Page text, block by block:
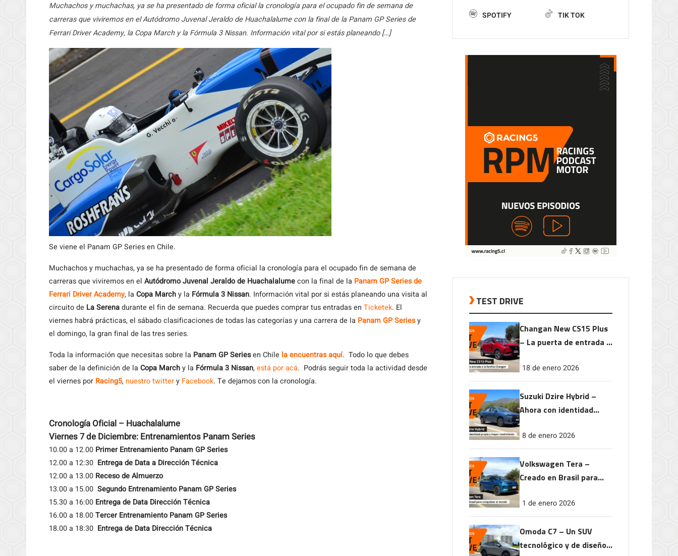
Muchachos y muchachas, ya se ha presentado de forma oficial la cronología para el ocupado fin de semana de
carreras que viviremos en el Autódromo Juvenal Jeraldo de Huachalalume con la final de la Panam GP Series de
Ferrari Driver Academy, la Copa March y la Fórmula 3 Nissan. Información vital por si estás planeando […]
Se viene el Panam GP Series en Chile.
Muchachos y muchachas, ya se ha presentado de forma oficial la cronología para el ocupado fin de semana de
carreras que viviremos en el Autódromo Juvenal Jeraldo de Huachalalumecon la final de la Panam GP Series de
Ferrari Driver Academy, la Copa Marchy la Fórmula 3 Nissan. Información vital por si estás planeando una visita al
circuito de La Serenadurante el fin de semana. Recuerda que puedes comprar tus entradas en Ticketek. El
viernes habrá prácticas, el sábado clasificaciones de todas las categorías y una carrera de la Panam GP Seriesy
el domingo, la gran final de las tres series.
Toda la información que necesitas sobre la Panam GP Seriesen Chile la encuentras aquí. Todo lo que debes
saber de la definición de la Copa Marchy la Fórmula 3 Nissan,está por acá. Podrás seguir toda la actividad desde
el viernes por Racing5, nuestro twittery Facebook. Te dejamos con la cronología.
Cronología Oficial – Huachalalume
Viernes 7 de Diciembre: Entrenamientos Panam Series
10.00 a 12.00 Primer Entrenamiento Panam GP Series
12.00 a 12:30 Entrega de Data a Dirección Técnica
12.00 a 13.00 Receso de Almuerzo
13.00 a 15.00 Segundo Entrenamiento Panam GP Series
15.30 a 16:00 Entrega de Data Dirección Técnica
16.00 a 18.00Tercer Entrenamiento Panam GP Series
18.00 a 18:30 Entrega de Data Dirección Técnica
SPOTIFY TIK TOK
TEST DRIVE
Changan New CS15 Plus
– La puerta de entrada a
18 de enero 2026
Suzuki Dzire Hybrid –
Ahora con identidad
rendimiento
8 de enero 2026
Volkswagen Tera –
Creado en Brasil para
1 de enero 2026
Omoda C7 – Un SUV
tecnológico y de diseño